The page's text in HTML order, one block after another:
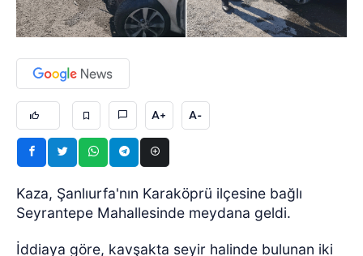
A+ A-
Kaza, Şanlıurfa'nın Karaköprü ilçesine bağlı
Seyrantepe Mahallesinde meydana geldi.
İddiaya göre, kavşakta seyir halinde bulunan iki